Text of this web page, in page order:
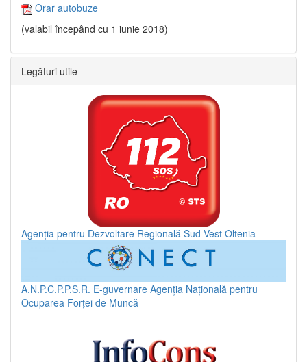
Orar autobuze
(valabil începând cu 1 iunie 2018)
Legături utile
Agenția pentru Dezvoltare Regională Sud-Vest Oltenia
A.N.P.C.P.P.S.R. E-guvernare Agenția Națională pentru
Ocuparea Forței de Muncă